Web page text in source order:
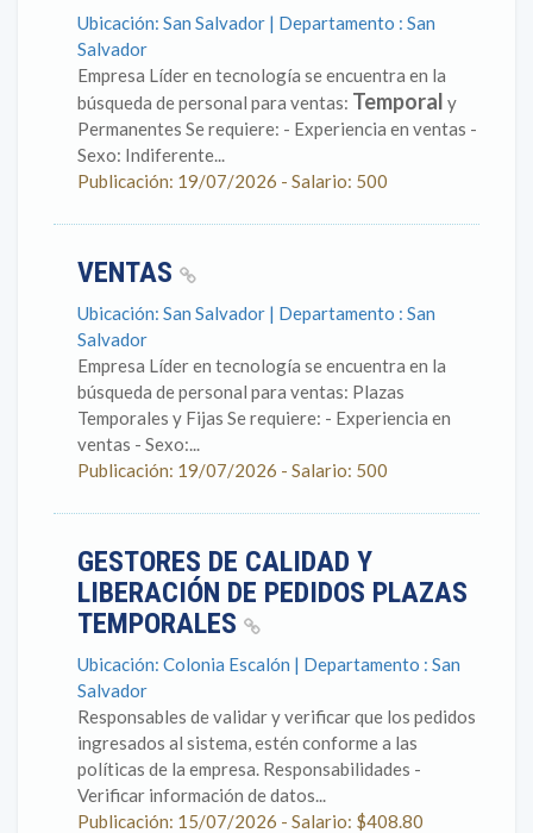
Ubicación: San Salvador | Departamento : San
Salvador
Empresa Líder en tecnología se encuentra en la
búsqueda de personal para ventas: Temporal y
Permanentes Se requiere: - Experiencia en ventas -
Sexo: Indiferente...
Publicación: 19/07/2026 - Salario: 500
VENTAS
Ubicación: San Salvador | Departamento : San
Salvador
Empresa Líder en tecnología se encuentra en la
búsqueda de personal para ventas: Plazas
Temporales y Fijas Se requiere: - Experiencia en
ventas - Sexo:...
Publicación: 19/07/2026 - Salario: 500
GESTORES DE CALIDAD Y
LIBERACIÓN DE PEDIDOS PLAZAS
TEMPORALES
Ubicación: Colonia Escalón | Departamento : San
Salvador
Responsables de validar y verificar que los pedidos
ingresados al sistema, estén conforme a las
políticas de la empresa. Responsabilidades -
Verificar información de datos...
Publicación: 15/07/2026 - Salario: $408.80